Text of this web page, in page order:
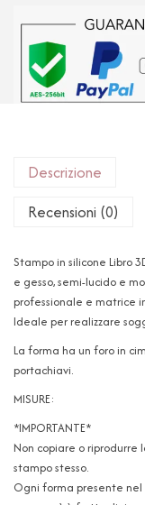
Descrizione
Recensioni (0)
Stampo in silicone Libro
e gesso, semi-lucido e
professionale e matrice
Ideale per realizzare
La forma ha un foro in
portachiavi.
MISURE:
*IMPORTANTE*
Non copiare o
stampo stesso.
Ogni forma presente